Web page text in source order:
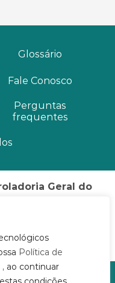
Política de
, ao continuar
Glossário
Fale Conosco
Perguntas
frequentes
Geral do
Rua 82, Nº 400, 3º
74015-908
por STI/SGG